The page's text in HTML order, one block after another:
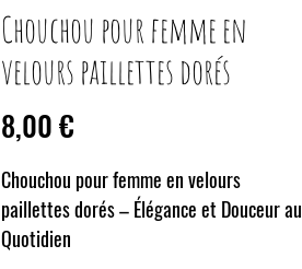
Chouchou pour femme en
velours paillettes dorés
8,00 €
Chouchou pour femme en velours
paillettes dorés – Élégance et Douceur au
Quotidien